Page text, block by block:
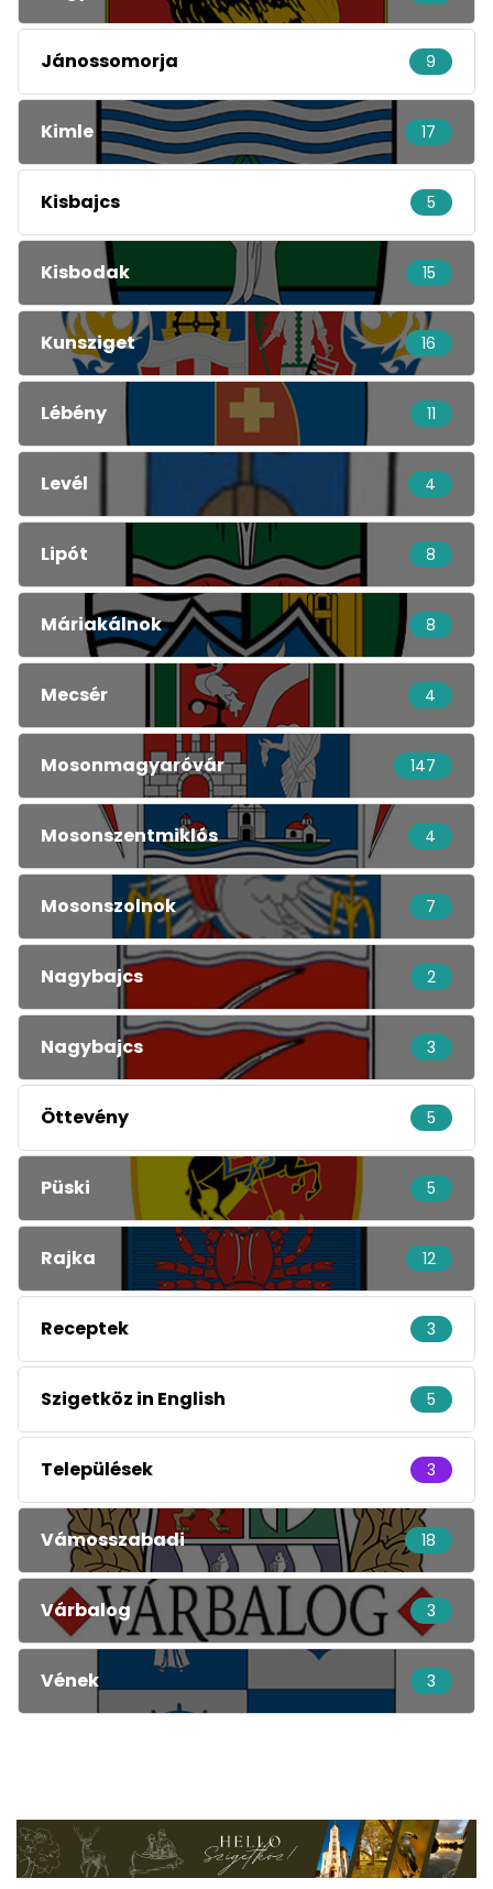
Jánossomorja 9
Kimle 17
Kisbajcs 5
Kisbodak 15
Kunsziget 16
Lébény 11
Levél 4
Lipót 8
Máriakálnok 8
Mecsér 4
Mosonmagyaróvár 147
Mosonszentmiklós 4
Mosonszolnok 7
Nagybajcs 2
Nagybajcs 3
Öttevény 5
Püski 5
Rajka 12
Receptek 3
Szigetköz in English 5
Települések 3
Vámosszabadi 18
Várbalog 3
Vének 3